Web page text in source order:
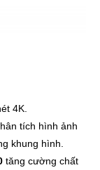
4K.
tích hình ảnh
khung hình.
tăng cường chất